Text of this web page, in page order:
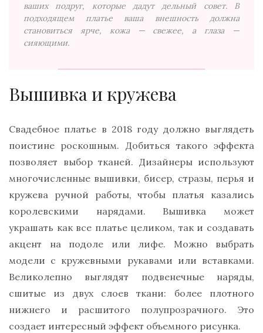
ваших подруг, которые дадут дельный совет. В
подходящем платье ваша внешность должна
становиться ярче, кожа — свежее, а глаза —
сияющими.
Вышивка и кружева
Свадебное платье в 2018 году должно выглядеть
поистине роскошным. Добиться такого эффекта
позволяет выбор тканей. Дизайнеры используют
многочисленные вышивки, бисер, стразы, перья и
кружева ручной работы, чтобы платья казались
королевскими нарядами. Вышивка может
украшать как все платье целиком, так и создавать
акцент на подоле или лифе. Можно выбрать
модели с кружевными рукавами или вставками.
Великолепно выглядят подвенечные наряды,
сшитые из двух слоев ткани: более плотного
нижнего и расшитого полупрозрачного. Это
создает интересный эффект объемного рисунка.